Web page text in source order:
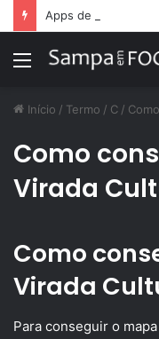
Menu
Início / Termo / C /
Como
Virada
Como
Virada
Para conseguir o